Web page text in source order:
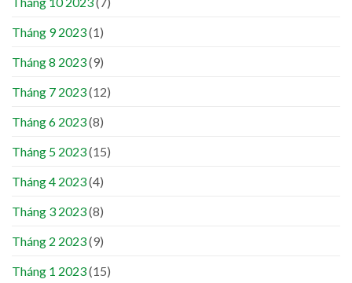
Tháng 9 2023(1)
Tháng 8 2023(9)
Tháng 7 2023(12)
Tháng 6 2023(8)
Tháng 5 2023(15)
Tháng 4 2023(4)
Tháng 3 2023(8)
Tháng 2 2023(9)
Tháng 1 2023(15)